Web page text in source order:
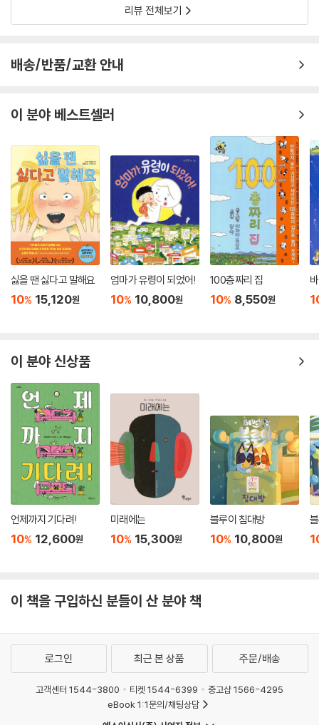
리뷰 전체보기
배송/반품/교환 안내
이 분야 베스트셀러
싫을 땐 싫다고 말해요
10% 15,120원
엄마가 유령이 되었어!
10% 10,800원
100층짜리 집
10% 8,550원
이 분야 신상품
언제까지 기다려!
10% 12,600원
미래에는
10% 15,300원
블루이 침대방
10% 10,800원
이 책을 구입하신 분들이 산 분야 책
로그인 최근 본 상품 주문/배송
고객센터 1544-3800 티켓 1544-6399
중고샵 1566-4295
eBook 1:1문의/채팅상담